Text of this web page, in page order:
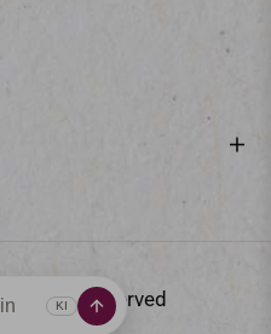
All rights reserved